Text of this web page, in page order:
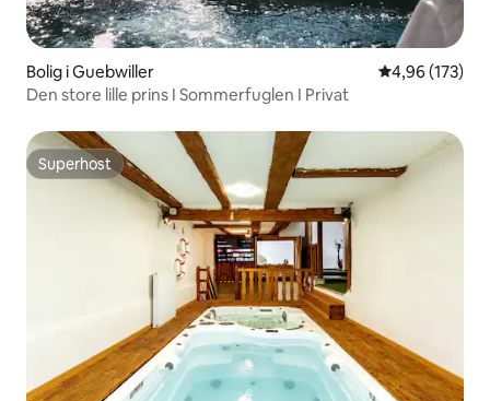
Bolig i Guebwiller 4,96 ud af 5 i
4,96 (173)
Den store lille prins I Sommerfuglen I Privat
Superhost
Superhost